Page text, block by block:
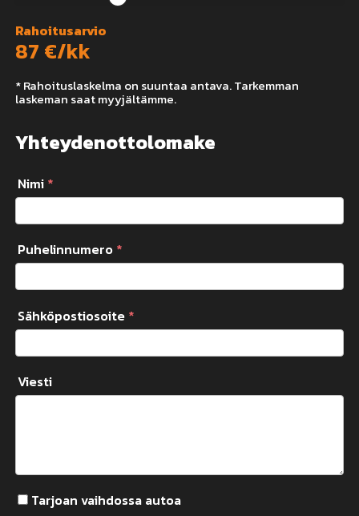
Rahoitusarvio
87 €/kk
* Rahoituslaskelma on suuntaa antava. Tarkemman
laskeman saat myyjältämme.
Yhteydenottolomake
Nimi *
Puhelinnumero *
Sähköpostiosoite *
Viesti
Tarjoan vaihdossa autoa